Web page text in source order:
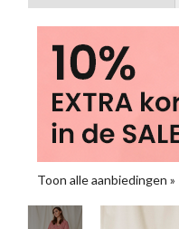
Toon alle aanbiedingen »